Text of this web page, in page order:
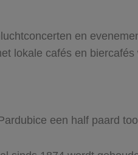
en
lokale cafés en
een half paard